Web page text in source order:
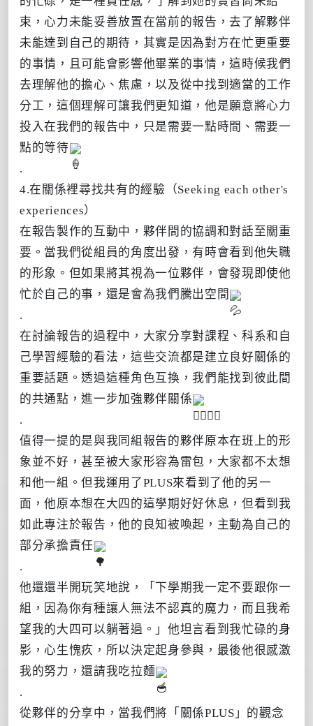
束，心力未能妥善放置在當前的報告，去了解夥伴
未能達到自己的期待，其實是因為對方在忙更重要
的事情，且可能會影響他畢業的事情，這時候我們
去理解他的擔心、焦慮，以及從中找到適當的工作
分工，這個理解可讓我們更知道，他是願意將心力
投入在我們的報告中，只是需要一點時間、需要一
點的等待
.
4.在關係裡尋找共有的經驗（Seeking each other's
experiences）
在報告製作的互動中，夥伴間的協調和對話至關重
要。當我們從組員的角度出發，有時會看到他失職
的形象。但如果將其視為一位夥伴，會發現即使他
忙於自己的事，還是會為我們騰出空間
.
在討論報告的過程中，大家分享對課程、科系和自
己學習經驗的看法，這些交流都是建立良好關係的
重要話題。透過這種角色互換，我們能找到彼此間
的共通點，進一步加強夥伴關係
.
值得一提的是與我同組報告的夥伴原本在班上的形
象並不好，甚至被大家形容為雷包，大家都不太想
和他一組。但我運用了PLUS來看到了他的另一
面，他原本想在大四的這學期好好休息，但看到我
如此專注於報告，他的良知被喚起，主動為自己的
部分承擔責任
.
他還還半開玩笑地說，「下學期我一定不要跟你一
組，因為你有種讓人無法不認真的魔力，而且我希
望我的大四可以躺著過。」他坦言看到我忙碌的身
影，心生愧疚，所以決定起身參與，最後他很感激
我的努力，還請我吃拉麵
.
從夥伴的分享中，當我們將「關係PLUS」的觀念